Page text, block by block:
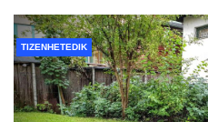
TIZENHETEDIK